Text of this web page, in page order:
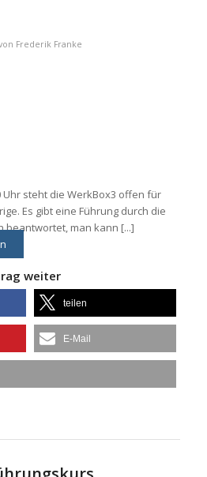
Frederik Franke
Uhr steht die WerkBox3 offen für
Es gibt eine Führung durch die
beantwortet, man kann [...]
weiter
teilen
E-Mail